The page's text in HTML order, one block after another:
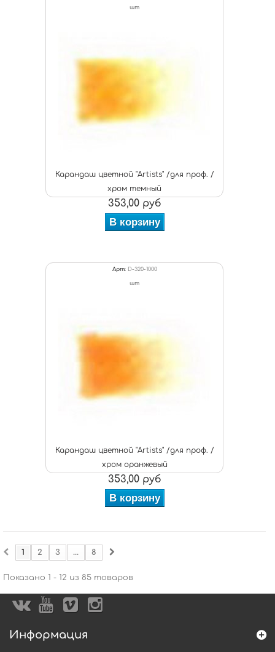
шт
Карандаш цветной "Artists" /для проф. /
хром темный
353,00 руб
В корзину
Арт: D-320-1000
шт
Карандаш цветной "Artists" /для проф. /
хром оранжевый
353,00 руб
В корзину
1 2 3 ... 8
Показано 1 - 12 из 85 товаров
Информация